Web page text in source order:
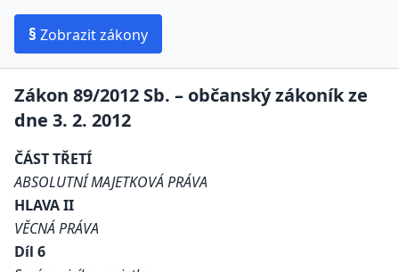
§ Zobrazit zákony
Zákon 89/2012 Sb. – občanský zákoník ze
dne 3. 2. 2012
ČÁST TŘETÍ
ABSOLUTNÍ MAJETKOVÁ PRÁVA
HLAVA II
VĚCNÁ PRÁVA
Díl 6